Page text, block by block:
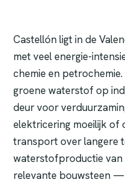
Castellón ligt in de
met veel energie-
chemie en
groene waterstof op
deur voor
elektricering moeilijk of
transport over langere
waterstofproductie van
relevante bouwsteen